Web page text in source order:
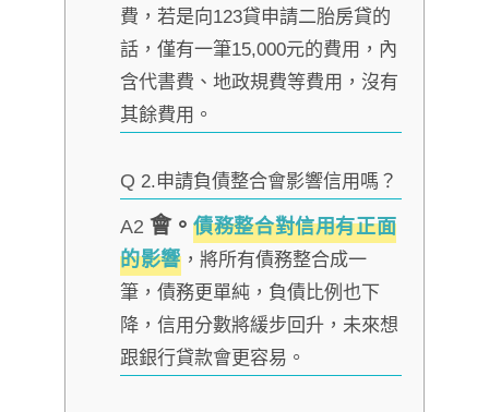
費，若是向123貸申請二胎房貸的
話，僅有一筆15,000元的費用，內
含代書費、地政規費等費用，沒有
其餘費用。
Q 2.申請負債整合會影響信用嗎？
A2 會。 債務整合對信用有正面
的影響，將所有債務整合成一
筆，債務更單純，負債比例也下
降，信用分數將緩步回升，未來想
跟銀行貸款會更容易。